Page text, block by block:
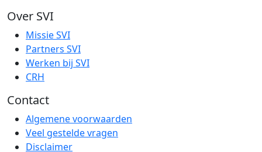
Over SVI
Missie SVI
Partners SVI
Werken bij SVI
CRH
Contact
Algemene voorwaarden
Veel gestelde vragen
Disclaimer